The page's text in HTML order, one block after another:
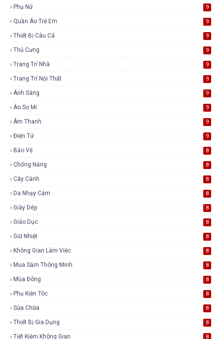
Phụ Nữ 9
Quần Áo Trẻ Em 9
Thiết Bị Câu Cá 9
Thú Cưng 9
Trang Trí Nhà 9
Trang Trí Nội Thất 9
Ánh Sáng 9
Áo Sơ Mi 9
Âm Thanh 9
Điện Tử 9
Bảo Vệ 8
Chống Nắng 8
Cây Cảnh 8
Da Nhạy Cảm 8
Giày Dép 8
Giáo Dục 8
Giữ Nhiệt 8
Không Gian Làm Việc 8
Mua Sắm Thông Minh 8
Mùa Đông 8
Phụ Kiện Tóc 8
Sửa Chữa 8
Thiết Bị Gia Dụng 8
Tiết Kiệm Không Gian 8